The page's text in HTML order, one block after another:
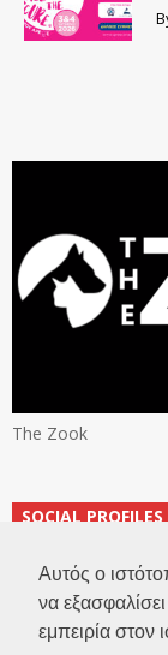
Αυτός ο
να
εμπειρία στον
The Zook
SOCIAL PROFILES